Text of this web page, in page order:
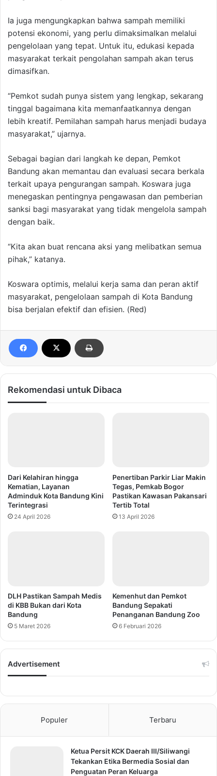
Ia juga mengungkapkan bahwa sampah memiliki
potensi ekonomi, yang perlu dimaksimalkan melalui
pengelolaan yang tepat. Untuk itu, edukasi kepada
masyarakat terkait pengolahan sampah akan terus
dimasifkan.
“Pemkot sudah punya sistem yang lengkap, sekarang
tinggal bagaimana kita memanfaatkannya dengan
lebih kreatif. Pemilahan sampah harus menjadi budaya
masyarakat,” ujarnya.
Sebagai bagian dari langkah ke depan, Pemkot
Bandung akan memantau dan evaluasi secara berkala
terkait upaya pengurangan sampah. Koswara juga
menegaskan pentingnya pengawasan dan pemberian
sanksi bagi masyarakat yang tidak mengelola sampah
dengan baik.
“Kita akan buat rencana aksi yang melibatkan semua
pihak,” katanya.
Koswara optimis, melalui kerja sama dan peran aktif
masyarakat, pengelolaan sampah di Kota Bandung
bisa berjalan efektif dan efisien. (Red)
Rekomendasi untuk Dibaca
Dari Kelahiran hingga
Kematian, Layanan
Adminduk Kota Bandung Kini
Terintegrasi
24 April 2026
Penertiban Parkir Liar Makin
Tegas, Pemkab Bogor
Pastikan Kawasan Pakansari
Tertib Total
13 April 2026
DLH Pastikan Sampah Medis
di KBB Bukan dari Kota
Bandung
5 Maret 2026
Kemenhut dan Pemkot
Bandung Sepakati
Penanganan Bandung Zoo
6 Februari 2026
Advertisement
Populer Terbaru
Ketua Persit KCK Daerah III/Siliwangi
Tekankan Etika Bermedia Sosial dan
Penguatan Peran Keluarga